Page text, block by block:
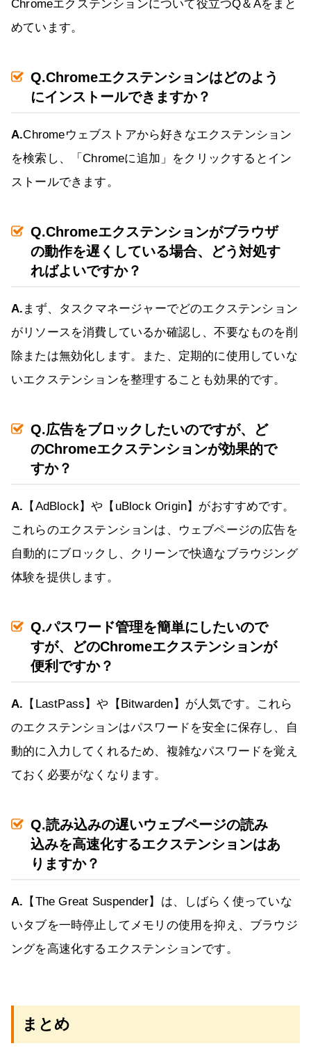
Chromeエクステンションについて役立つQ＆Aをまと
めています。
Q.Chromeエクステンションはどのよう
にインストールできますか？
A.Chromeウェブストアから好きなエクステンション
を検索し、「Chromeに追加」をクリックするとイン
ストールできます。
Q.Chromeエクステンションがブラウザ
の動作を遅くしている場合、どう対処す
ればよいですか？
A. まず、タスクマネージャーでどのエクステンション
がリソースを消費しているか確認し、不要なものを削
除または無効化します。また、定期的に使用していな
いエクステンションを整理することも効果的です。
Q.広告をブロックしたいのですが、ど
のChromeエクステンションが効果的で
すか？
A. 【AdBlock】や【uBlock Origin】がおすすめです。
これらのエクステンションは、ウェブページの広告を
自動的にブロックし、クリーンで快適なブラウジング
体験を提供します。
Q.パスワード管理を簡単にしたいので
すが、どのChromeエクステンションが
便利ですか？
A. 【LastPass】や【Bitwarden】が人気です。これら
のエクステンションはパスワードを安全に保存し、自
動的に入力してくれるため、複雑なパスワードを覚え
ておく必要がなくなります。
Q.読み込みの遅いウェブページの読み
込みを高速化するエクステンションはあ
りますか？
A. 【The Great Suspender】は、しばらく使っていな
いタブを一時停止してメモリの使用を抑え、ブラウジ
ングを高速化するエクステンションです。
まとめ